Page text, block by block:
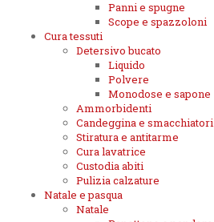
Panni e spugne
Scope e spazzoloni
Cura tessuti
Detersivo bucato
Liquido
Polvere
Monodose e sapone
Ammorbidenti
Candeggina e smacchiatori
Stiratura e antitarme
Cura lavatrice
Custodia abiti
Pulizia calzature
Natale e pasqua
Natale